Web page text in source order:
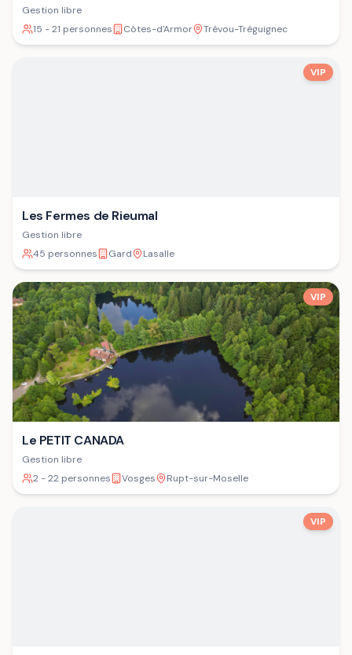
verdoyant - Plage
Gestion libre
15 - 21 personnes
Côtes-d'Armor Trévou-Tréguignec
VIP
Les Fermes de Rieumal
Gestion libre
45 personnes
Gard Lasalle
VIP
Le PETIT CANADA
Gestion libre
2 - 22 personnes
Vosges Rupt-sur-Moselle
VIP